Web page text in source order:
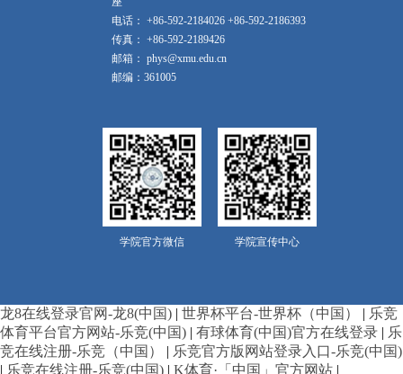
电话： +86-592-2184026 +86-592-2186393
传真： +86-592-2189426
邮箱： phys@xmu.edu.cn
邮编：361005
学院官方微信 学院宣传中心
龙8在线登录官网-龙8(中国) 世界杯平台-世界杯（中国）
乐竞
体育平台官方网站-乐竞(中国)
有球体育(中国)官方在线登录
乐
竞在线注册-乐竞（中国）
乐竞官方版网站登录入口-乐竞(中国)
乐竞在线注册-乐竞(中国) K体育·「中国」官方网站